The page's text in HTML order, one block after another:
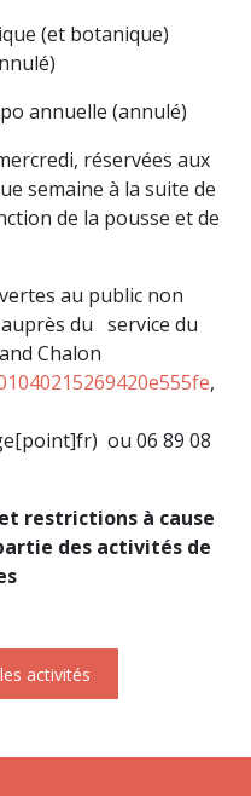
(et botanique)
annuelle (annulé)
réservées aux
semaine à la suite de
de la pousse et de
au public non
du service du
Chalon
,
ou 06 89 08
restrictions à cause
des activités de
activités